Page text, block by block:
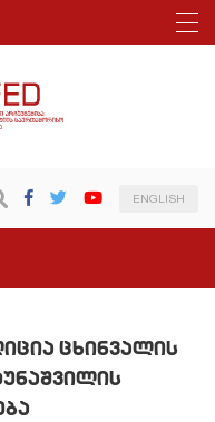
ENGLISH
ცხინვალის